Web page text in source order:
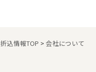
込情報TOP >会社について